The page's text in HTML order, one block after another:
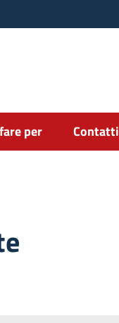
per Contatti